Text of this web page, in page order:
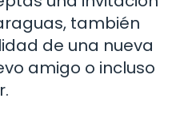
también
de una nueva
amigo o incluso